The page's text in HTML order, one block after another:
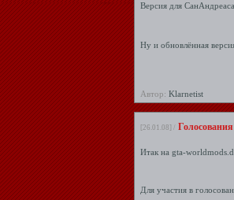
Версия для СанАндреаса.
Ну и обновлённая
Автор: Klarnetist
[26.01.08] /
Итак на gta-
Для участия в